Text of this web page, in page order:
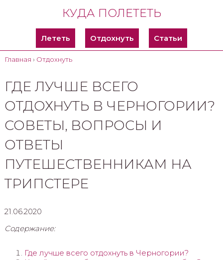
КУДА ПОЛЕТЕТЬ
Лететь Отдохнуть Статьи
Главная › Отдохнуть
ГДЕ ЛУЧШЕ ВСЕГО
ОТДОХНУТЬ В ЧЕРНОГОРИИ?
СОВЕТЫ, ВОПРОСЫ И
ОТВЕТЫ
ПУТЕШЕСТВЕННИКАМ НА
ТРИПСТЕРЕ
21.06.2020
Содержание:
Где лучше всего отдохнуть в Черногории?